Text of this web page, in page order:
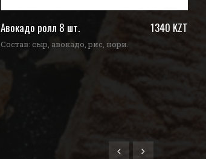
Авокадо ролл 8 шт. 1340 KZT
Состав: сыр, авокадо, рис, нори.